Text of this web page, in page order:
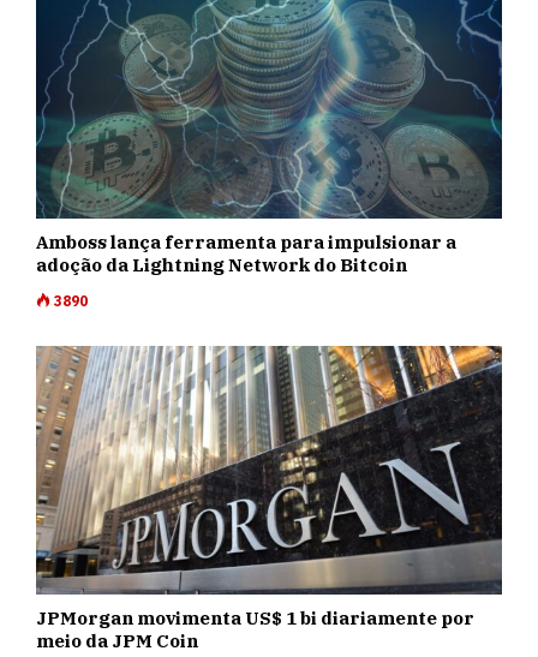
Amboss lança ferramenta para impulsionar a
adoção da Lightning Network do Bitcoin
3890
JPMorgan movimenta US$ 1 bi diariamente por
meio da JPM Coin